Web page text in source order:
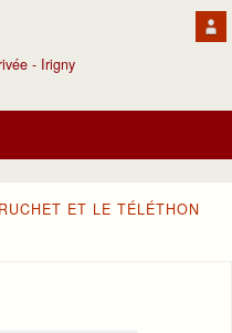
- Irigny
ET LE TÉLÉTHON